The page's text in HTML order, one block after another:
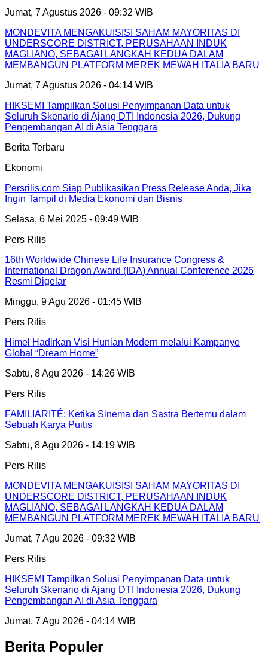
Jumat, 7 Agustus 2026 - 09:32 WIB
MONDEVITA MENGAKUISISI SAHAM MAYORITAS DI
UNDERSCORE DISTRICT, PERUSAHAAN INDUK
MAGLIANO, SEBAGAI LANGKAH KEDUA DALAM
MEMBANGUN PLATFORM MEREK MEWAH ITALIA BARU
Jumat, 7 Agustus 2026 - 04:14 WIB
HIKSEMI Tampilkan Solusi Penyimpanan Data untuk
Seluruh Skenario di Ajang DTI Indonesia 2026, Dukung
Pengembangan AI di Asia Tenggara
Berita Terbaru
Ekonomi
Persrilis.com Siap Publikasikan Press Release Anda, Jika
Ingin Tampil di Media Ekonomi dan Bisnis
Selasa, 6 Mei 2025 - 09:49 WIB
Pers Rilis
16th Worldwide Chinese Life Insurance Congress &
International Dragon Award (IDA) Annual Conference 2026
Resmi Digelar
Minggu, 9 Agu 2026 - 01:45 WIB
Pers Rilis
Himel Hadirkan Visi Hunian Modern melalui Kampanye
Global “Dream Home”
Sabtu, 8 Agu 2026 - 14:26 WIB
Pers Rilis
FAMILIARITÉ: Ketika Sinema dan Sastra Bertemu dalam
Sebuah Karya Puitis
Sabtu, 8 Agu 2026 - 14:19 WIB
Pers Rilis
MONDEVITA MENGAKUISISI SAHAM MAYORITAS DI
UNDERSCORE DISTRICT, PERUSAHAAN INDUK
MAGLIANO, SEBAGAI LANGKAH KEDUA DALAM
MEMBANGUN PLATFORM MEREK MEWAH ITALIA BARU
Jumat, 7 Agu 2026 - 09:32 WIB
Pers Rilis
HIKSEMI Tampilkan Solusi Penyimpanan Data untuk
Seluruh Skenario di Ajang DTI Indonesia 2026, Dukung
Pengembangan AI di Asia Tenggara
Jumat, 7 Agu 2026 - 04:14 WIB
Berita Populer